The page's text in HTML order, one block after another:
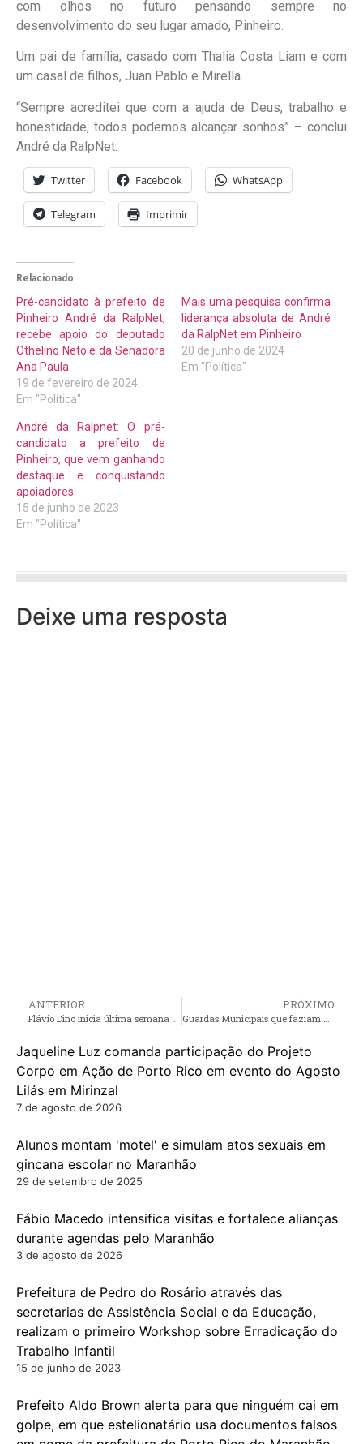
com olhos no futuro pensando sempre no
desenvolvimento do seu lugar amado, Pinheiro.
Um pai de família, casado com Thalia Costa Liam e com
um casal de filhos, Juan Pablo e Mirella.
“Sempre acreditei que com a ajuda de Deus, trabalho e
honestidade, todos podemos alcançar sonhos” – conclui
André da RalpNet.
Twitter Facebook WhatsApp
Telegram Imprimir
Relacionado
Pré-candidato à prefeito de
Pinheiro André da RalpNet,
recebe apoio do deputado
Othelino Neto e da Senadora
Ana Paula
19 de fevereiro de 2024
Em "Política"
Mais uma pesquisa confirma
liderança absoluta de André
da RalpNet em Pinheiro
20 de junho de 2024
Em "Política"
André da Ralpnet: O pré-
candidato a prefeito de
Pinheiro, que vem ganhando
destaque e conquistando
apoiadores
15 de junho de 2023
Em "Política"
Deixe uma resposta
ANTERIOR
Flávio Dino inicia última semana de trabalho no governo Lula
PRÓXIMO
Guardas Municipais que faziam vigilância de fazenda, são encontrados mortos no interior do MA
Jaqueline Luz comanda participação do Projeto
Corpo em Ação de Porto Rico em evento do Agosto
Lilás em Mirinzal
7 de agosto de 2026
Alunos montam 'motel' e simulam atos sexuais em
gincana escolar no Maranhão
29 de setembro de 2025
Fábio Macedo intensifica visitas e fortalece alianças
durante agendas pelo Maranhão
3 de agosto de 2026
Prefeitura de Pedro do Rosário através das
secretarias de Assistência Social e da Educação,
realizam o primeiro Workshop sobre Erradicação do
Trabalho Infantil
15 de junho de 2023
Prefeito Aldo Brown alerta para que ninguém cai em
golpe, em que estelionatário usa documentos falsos